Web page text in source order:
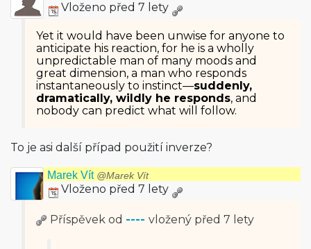
Vloženo před 7 lety
Yet it would have been unwise for anyone to
anticipate his reaction, for he is a wholly
unpredictable man of many moods and
great dimension, a man who responds
instantaneously to instinct—suddenly,
dramatically, wildly he responds, and
nobody can predict what will follow.
To je asi další případ použití inverze?
Marek Vít @Marek Vít
Vloženo před 7 lety
Příspěvek od ---- vložený před 7 lety